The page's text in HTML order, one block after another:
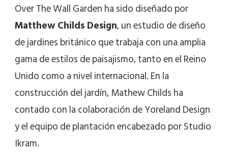
Over The Wall Garden ha sido diseñado por
Matthew Childs Design, un estudio de diseño
de jardines británico que trabaja con una amplia
gama de estilos de paisajismo, tanto en el Reino
Unido como a nivel internacional. En la
construcción del jardín, Mathew Childs ha
contado con la colaboración de Yoreland Design
y el equipo de plantación encabezado por Studio
Ikram.